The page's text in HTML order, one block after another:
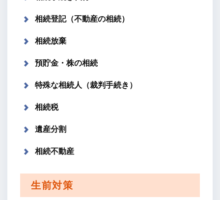
相続登記（不動産の相続）
相続放棄
預貯金・株の相続
特殊な相続人（裁判手続き）
相続税
遺産分割
相続不動産
生前対策